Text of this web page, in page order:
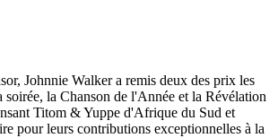
Johnnie Walker a remis deux des prix les
soirée, la Chanson de l'Année et la Révélation
Titom & Yuppe d'Afrique du Sud et
pour leurs contributions exceptionnelles à la